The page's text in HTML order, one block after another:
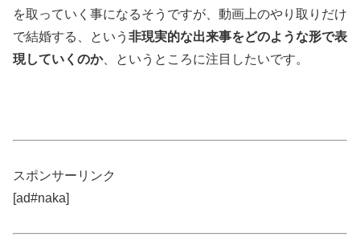
を取っていく事になるそうですが、動画上のやり取りだけ
で結婚する、という 非現実的な出来事をどのような形で表
現していくのか、というところに注目したいです。
スポンサーリンク
[ad#naka]